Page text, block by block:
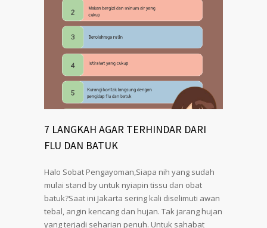
7 LANGKAH AGAR TERHINDAR DARI
FLU DAN BATUK
Halo Sobat Pengayoman,Siapa nih yang sudah
mulai stand by untuk nyiapin tissu dan obat
batuk?Saat ini Jakarta sering kali diselimuti awan
tebal, angin kencang dan hujan. Tak jarang hujan
yang terjadi seharian penuh. Untuk sahabat